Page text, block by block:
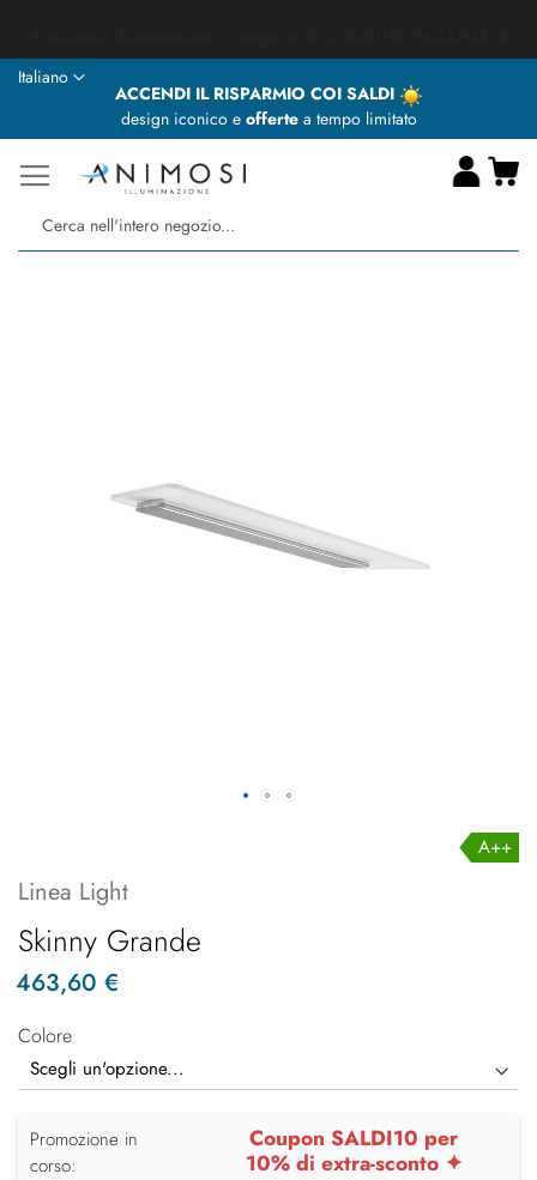
ACCENDI IL RISPARMIO COI SALDI
design iconico e offertea tempo limitato
Lingua
Italiano
A++
Linea Light
Skinny Grande
463,60 €
Colore
Promozione in
corso:
Coupon SALDI10 per
10% di extra-sconto ✦